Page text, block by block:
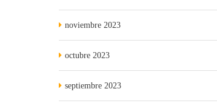
noviembre 2023
octubre 2023
septiembre 2023